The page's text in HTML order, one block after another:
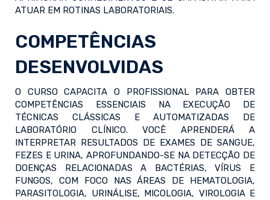
ATUAR EM ROTINAS LABORATORIAIS.
COMPETÊNCIAS
DESENVOLVIDAS
O CURSO CAPACITA O PROFISSIONAL PARA OBTER
COMPETÊNCIAS ESSENCIAIS NA EXECUÇÃO DE
TÉCNICAS CLÁSSICAS E AUTOMATIZADAS DE
LABORATÓRIO CLÍNICO. VOCÊ APRENDERÁ A
INTERPRETAR RESULTADOS DE EXAMES DE SANGUE,
FEZES E URINA, APROFUNDANDO-SE NA DETECÇÃO DE
DOENÇAS RELACIONADAS A BACTÉRIAS, VÍRUS E
FUNGOS, COM FOCO NAS ÁREAS DE HEMATOLOGIA,
PARASITOLOGIA, URINÁLISE, MICOLOGIA, VIROLOGIA E